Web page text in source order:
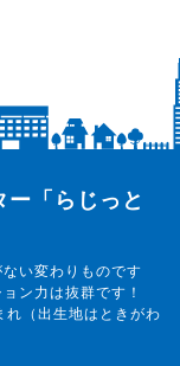
「らじっと
い変わりものです
ン力は抜群です！
（出生地はときがわ